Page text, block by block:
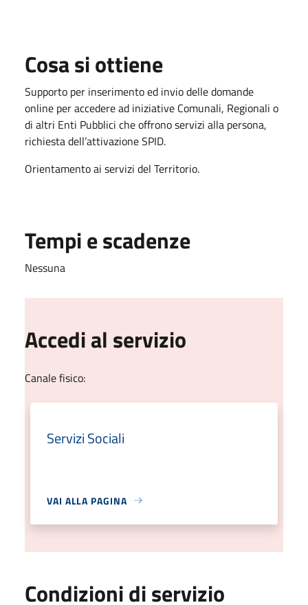
Cosa si ottiene
Supporto per inserimento ed invio delle domande
online per accedere ad iniziative Comunali, Regionali o
di altri Enti Pubblici che offrono servizi alla persona,
richiesta dell’attivazione SPID.
Orientamento ai servizi del Territorio.
Tempi e scadenze
Nessuna
Accedi al servizio
Canale fisico:
Servizi Sociali
VAI ALLA PAGINA
Condizioni di servizio